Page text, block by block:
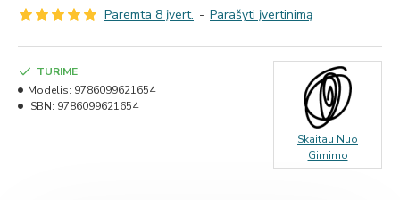
Paremta 8 įvert. - Parašyti įvertinimą
TURIME
Modelis: 9786099621654
ISBN: 9786099621654
Skaitau Nuo
Gimimo